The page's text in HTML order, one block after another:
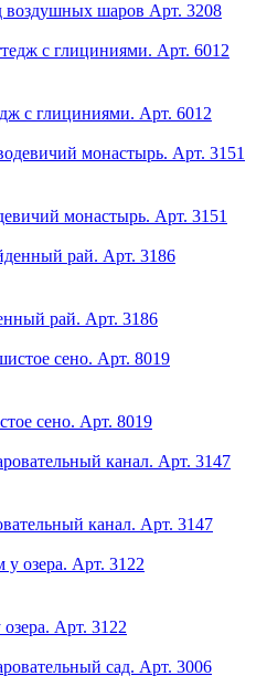
шаров Арт. 3208
с глициниями. Арт. 6012
монастырь. Арт. 3151
рай. Арт. 3186
сено. Арт. 8019
канал. Арт. 3147
Арт. 3122